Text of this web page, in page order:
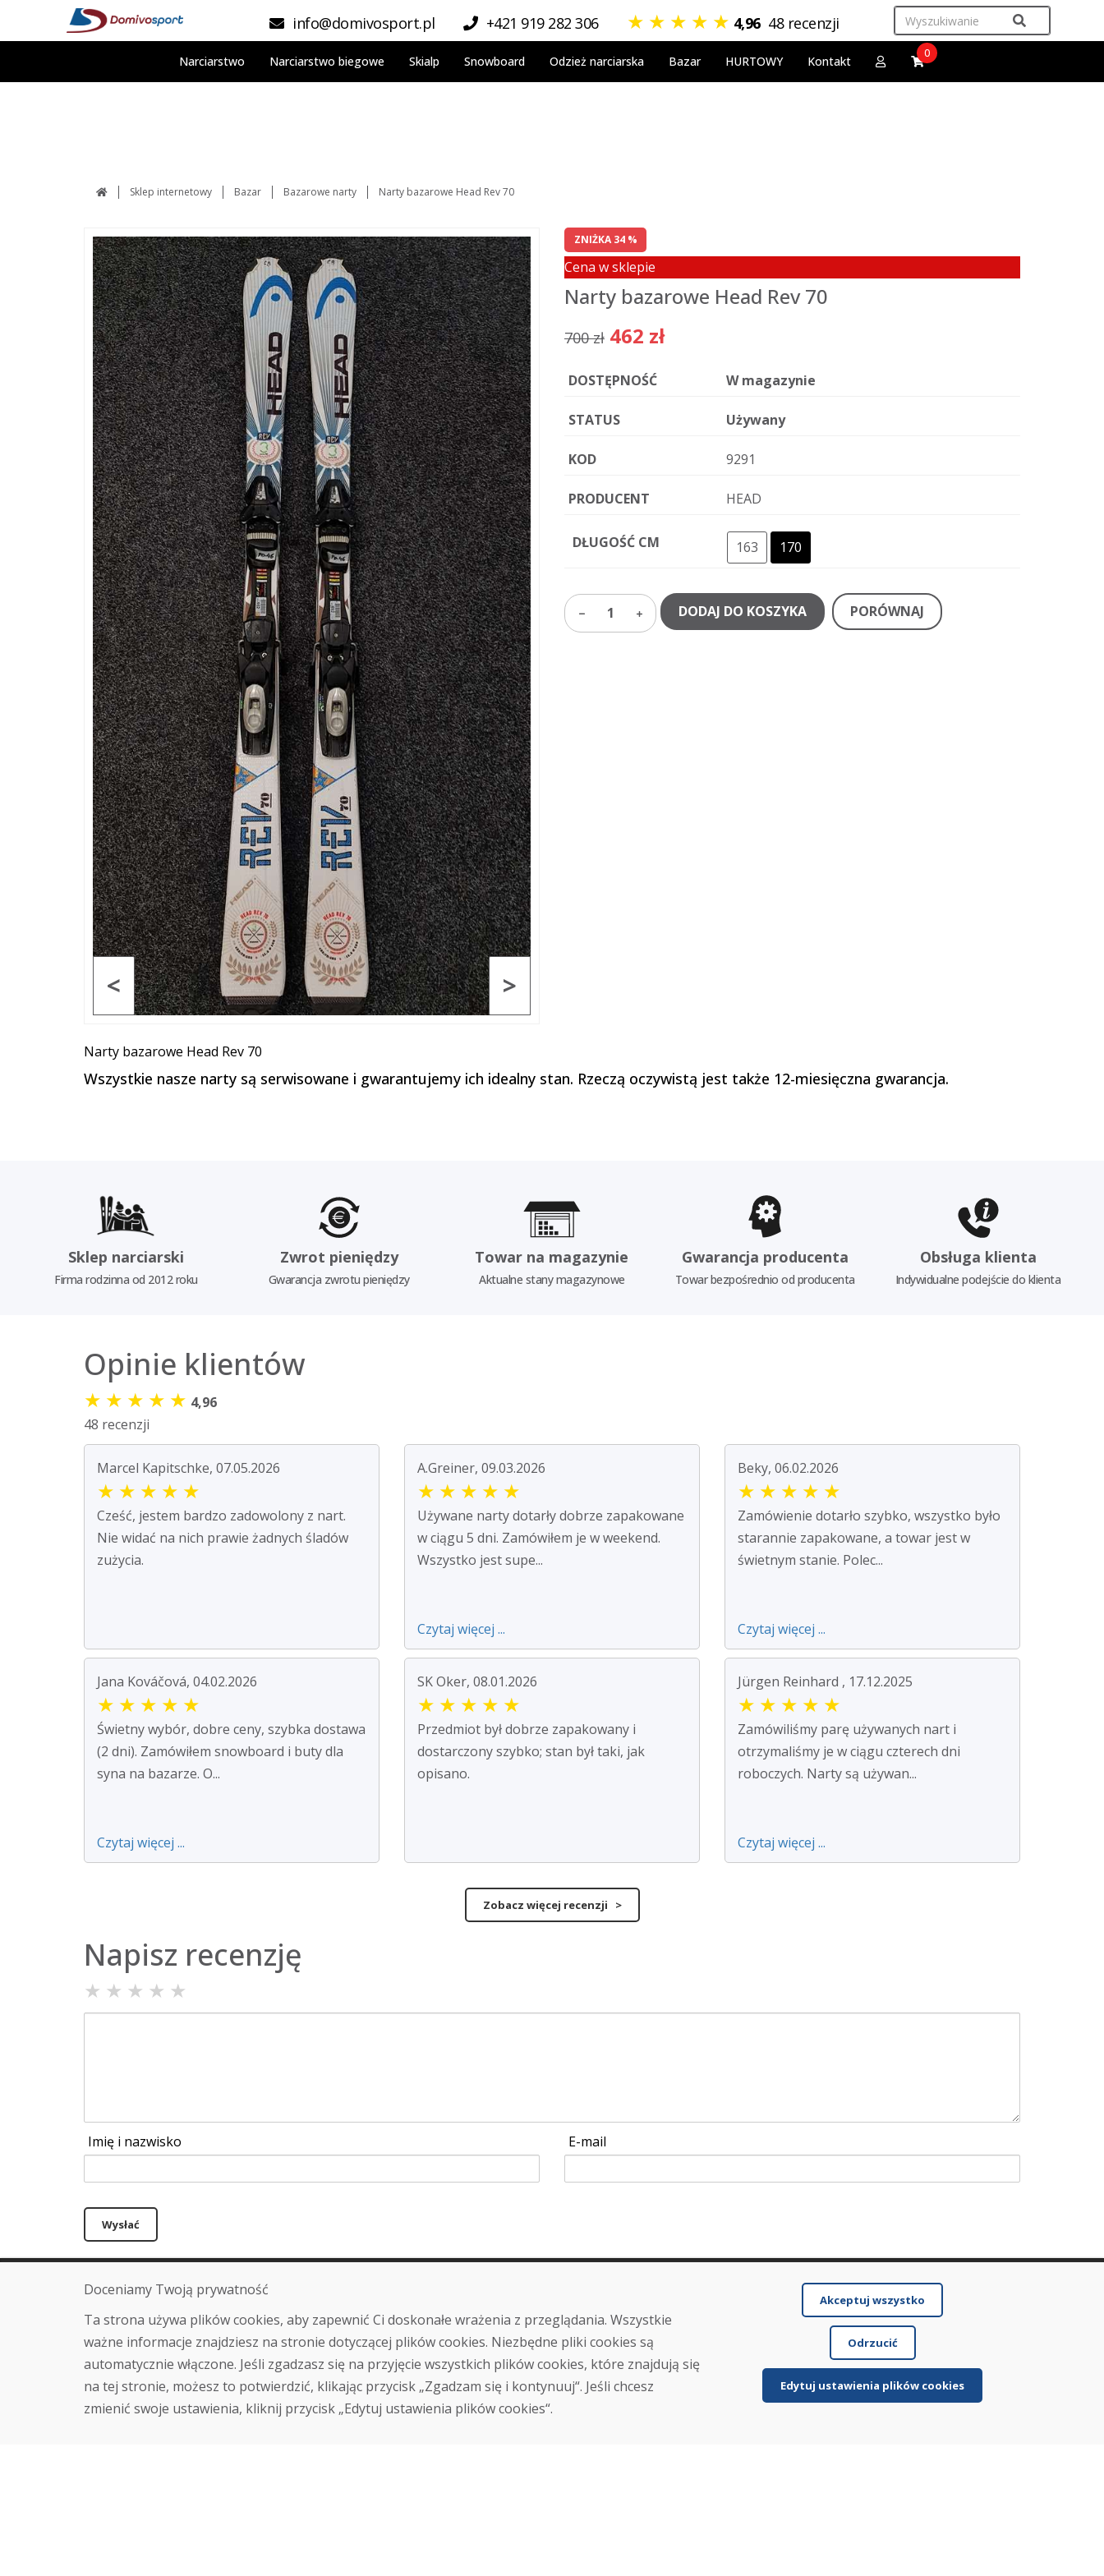
info@domivosport.pl +421 919 282 306 ★ ★ ★ ★ ★ 4,96 48 recenzji
Narciarstwo Narciarstwo biegowe Skialp Snowboard Odzież narciarska Bazar HURTOWY Kontakt
0
Sklep internetowy Bazar Bazarowe narty Narty bazarowe Head Rev 70
>
<
ZNIŻKA 34 %
Cena w sklepie
Narty bazarowe Head Rev 70
700 zł 462 zł
DOSTĘPNOŚĆ W magazynie
STATUS Używany
KOD 9291
PRODUCENT HEAD
DŁUGOŚĆ CM 163 170
1 DODAJ DO KOSZYKA PORÓWNAJ
Narty bazarowe Head Rev 70
Wszystkie nasze narty są serwisowane i gwarantujemy ich idealny stan. Rzeczą oczywistą jest także 12-miesięczna gwarancja.
Sklep narciarski
Firma rodzinna od 2012 roku
Zwrot pieniędzy
Gwarancja zwrotu pieniędzy
Towar na magazynie
Aktualne stany magazynowe
Gwarancja producenta
Towar bezpośrednio od producenta
Obsługa klienta
Indywidualne podejście do klienta
Opinie klientów
★ ★ ★ ★ ★ 4,96
48 recenzji
Marcel Kapitschke, 07.05.2026
★ ★ ★ ★ ★
Cześć, jestem bardzo zadowolony z nart.
Nie widać na nich prawie żadnych śladów
zużycia.
A.Greiner, 09.03.2026
★ ★ ★ ★ ★
Używane narty dotarły dobrze zapakowane
w ciągu 5 dni. Zamówiłem je w weekend.
Wszystko jest supe...
Czytaj więcej ...
Beky, 06.02.2026
★ ★ ★ ★ ★
Zamówienie dotarło szybko, wszystko było
starannie zapakowane, a towar jest w
świetnym stanie. Polec...
Czytaj więcej ...
Jana Kováčová, 04.02.2026
★ ★ ★ ★ ★
Świetny wybór, dobre ceny, szybka dostawa
(2 dni). Zamówiłem snowboard i buty dla
syna na bazarze. O...
Czytaj więcej ...
SK Oker, 08.01.2026
★ ★ ★ ★ ★
Przedmiot był dobrze zapakowany i
dostarczony szybko; stan był taki, jak
opisano.
Jürgen Reinhard , 17.12.2025
★ ★ ★ ★ ★
Zamówiliśmy parę używanych nart i
otrzymaliśmy je w ciągu czterech dni
roboczych. Narty są używan...
Czytaj więcej ...
Zobacz więcej recenzji >
Napisz recenzję
★ ★ ★ ★ ★
Imię i nazwisko E-mail
Wysłać
Infolinia
+421 919 282 306
info@domivosport.pl
Blog
O nas
Sklep
Kontakt
Sklep internetowy
Warunki handlowe
Transport
Zapłata
Skarga
Zwrot i wymiana towaru
Ochrona danych osobowych
Doceniamy Twoją prywatność
Ta strona używa plików cookies, aby zapewnić Ci doskonałe wrażenia z przeglądania. Wszystkie
ważne informacje znajdziesz na stronie dotyczącej plików cookies. Niezbędne pliki cookies są
automatycznie włączone. Jeśli zgadzasz się na przyjęcie wszystkich plików cookies, które znajdują się
na tej stronie, możesz to potwierdzić, klikając przycisk „Zgadzam się i kontynuuj“. Jeśli chcesz
zmienić swoje ustawienia, kliknij przycisk „Edytuj ustawienia plików cookies“.
Akceptuj wszystko
Odrzucić
Edytuj ustawienia plików cookies